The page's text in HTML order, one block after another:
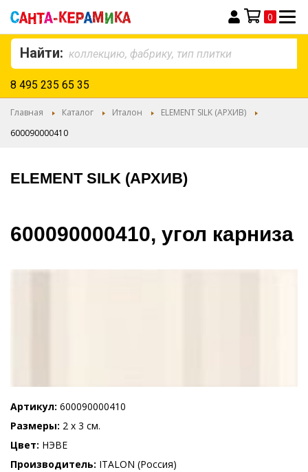
Моя корзина
0
Найти:
8 495 235 65 35
Главная Каталог Италон
ELEMENT SILK (АРХИВ)
600090000410
ELEMENT SILK (АРХИВ)
600090000410, угол карниза
Артикул 600090000410
Размеры 2 x 3 см.
Цвет НЭВЕ
Производитель ITALON (Россия)